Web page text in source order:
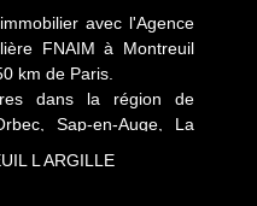
avec l'Agence
FNAIM à Montreuil
km de Paris.
dans la région de
Sap-en-Auge, La
de la Charentonne.
L ARGILLE